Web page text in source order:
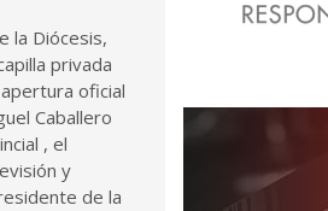
la Diócesis,
privada
oficial
Caballero
, el
y
de la